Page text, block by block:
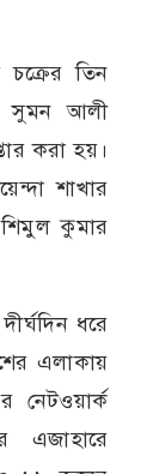
তিন
সুমন আলী
করা হয়।
শাখার
শিমুল কুমার
ধরে
এলাকায়
এজাহারে